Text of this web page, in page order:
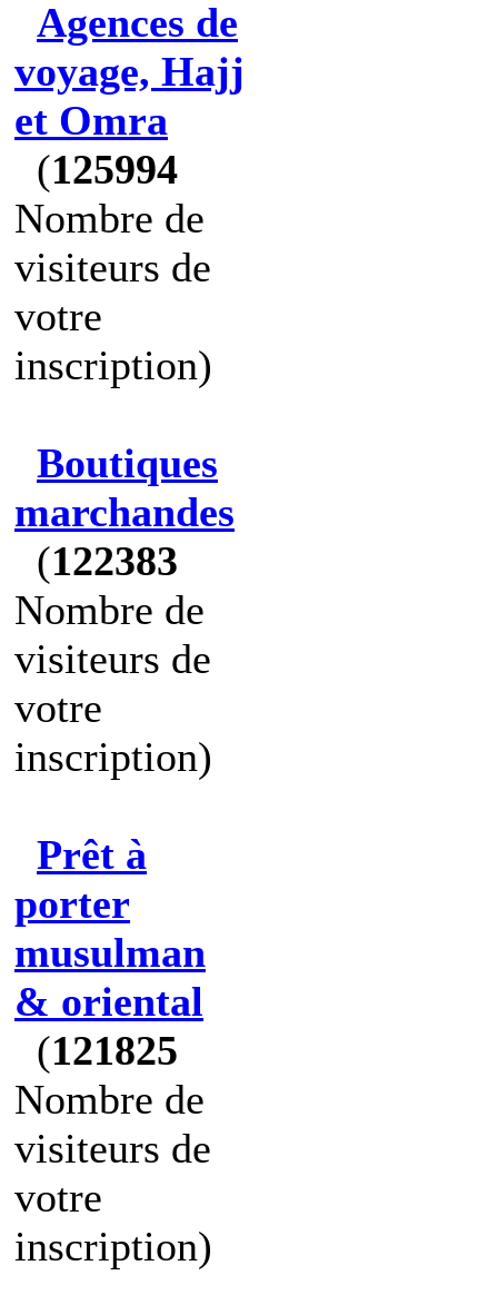
Agences de
voyage, Hajj
et Omra
(125994
Nombre de
visiteurs de
votre
inscription)
Boutiques
marchandes
(122383
Nombre de
visiteurs de
votre
inscription)
Prêt à
porter
musulman
& oriental
(121825
Nombre de
visiteurs de
votre
inscription)